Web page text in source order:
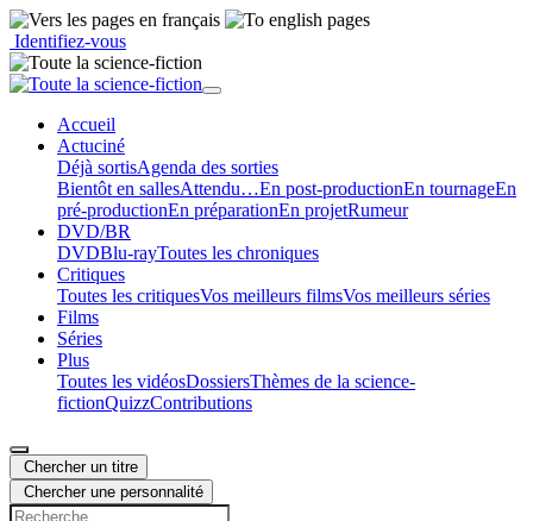
Identifiez-vous
Accueil
Actuciné
Déjà sortisAgenda des sorties
Bientôt en sallesAttendu…En post-productionEn tournageEn
pré-productionEn préparationEn projetRumeur
DVD/BR
DVDBlu-rayToutes les chroniques
Critiques
Toutes les critiquesVos meilleurs filmsVos meilleurs séries
Films
Séries
Plus
Toutes les vidéosDossiersThèmes de la science-
fictionQuizzContributions
Chercher un titre
Chercher une personnalité